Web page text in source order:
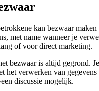
kan bezwaar maken
met name wanneer je
of voor direct marketing.
bezwaar is altijd gegrond. Je
het verwerken van
discussie mogelijk.